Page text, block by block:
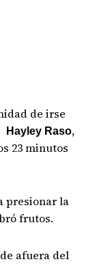
de irse
Hayley Raso,
23 minutos
presionar la
frutos.
afuera del